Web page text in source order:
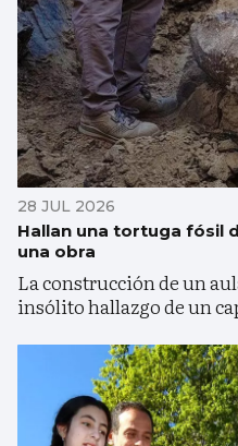
28 JUL 2026
Hallan una tortuga fósil
una obra
La construcción de un
insólito hallazgo de un